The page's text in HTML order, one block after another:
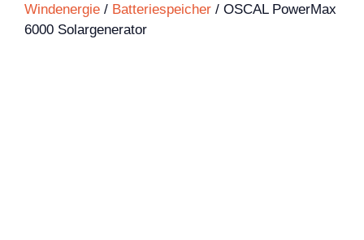
Windenergie / Batteriespeicher / OSCAL PowerMax
6000 Solargenerator